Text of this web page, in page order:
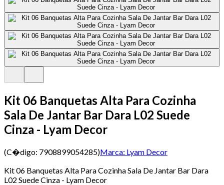
Kit 06 Banquetas Alta Para Cozinha
Sala De Jantar Bar Dara L02 Suede
Cinza - Lyam Decor
(C�digo: 7908899054285)Marca: Lyam Decor
Kit 06 Banquetas Alta Para Cozinha Sala De Jantar Bar Dara
L02 Suede Cinza - Lyam Decor